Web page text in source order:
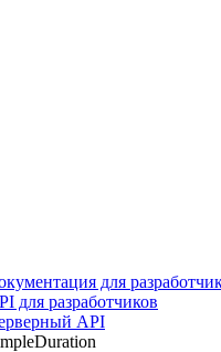
для
для разработчиков
API